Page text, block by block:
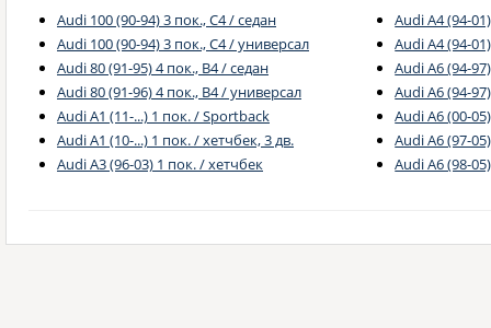
Audi 100 (90-94) 3 пок., C4 / седан
Audi 100 (90-94) 3 пок., C4 / универсал
Audi 80 (91-95) 4 пок., B4 / седан
Audi 80 (91-96) 4 пок., B4 / универсал
Audi A1 (11-...) 1 пок. / Sportback
Audi A1 (10-...) 1 пок. / хетчбек, 3 дв.
Audi A3 (96-03) 1 пок. / хетчбек
Audi A4 (94-
Audi A4 (94-
Audi A6 (94-
Audi A6 (94-
Audi A6 (00-
Audi A6 (97-
Audi A6 (98-